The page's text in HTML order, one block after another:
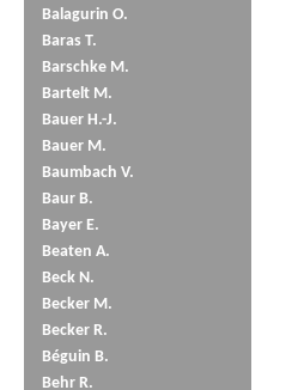
Balagurin O.
Baras T.
Barschke M.
Bartelt M.
Bauer H.-J.
Bauer M.
Baumbach V.
Baur B.
Bayer E.
Beaten A.
Beck N.
Becker M.
Becker R.
Béguin B.
Behr R.